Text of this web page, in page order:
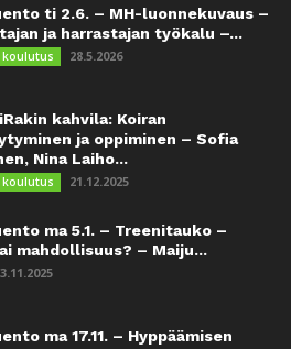
ti 2.6. – MH-luonnekuvaus –
ja harrastajan työkalu –...
koulutus 28.5.2026
kahvila: Koiran
ja oppiminen – Sofia
Nina Laiho...
koulutus 21.12.2025
ma 5.1. – Treenitauko –
mahdollisuus? – Maiju...
ma 17.11. – Hyppäämisen